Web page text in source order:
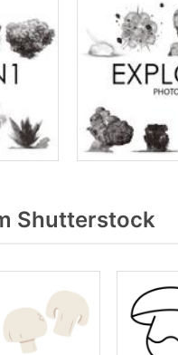
Shutterstock